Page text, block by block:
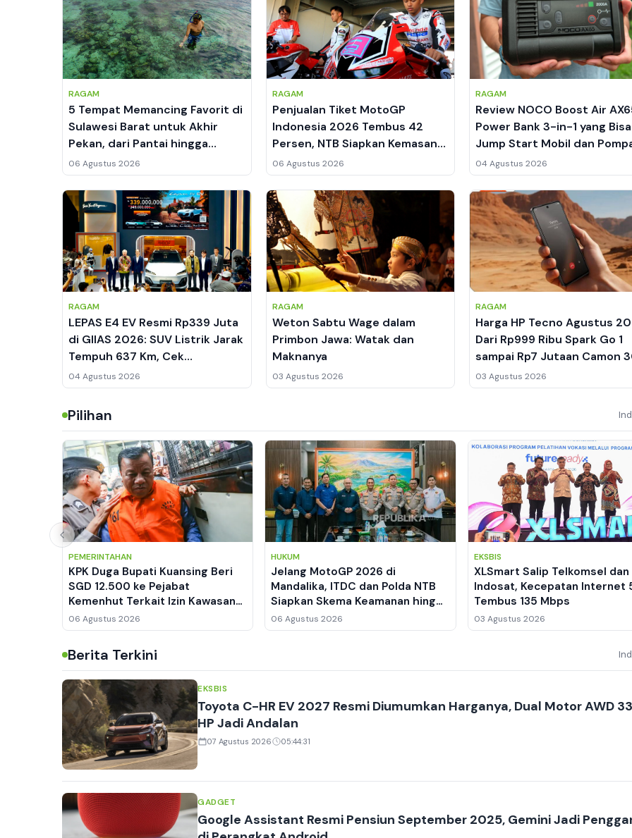
RAGAM
5 Tempat Memancing Favorit di
Sulawesi Barat untuk Akhir
Pekan, dari Pantai hingga
Sungai
06 Agustus 2026
RAGAM
Penjualan Tiket MotoGP
Indonesia 2026 Tembus 42
Persen, NTB Siapkan Kemasan
Lebih Menarik
06 Agustus 2026
RAGAM
Review NOCO Boost Air
Power Bank 3-in-1 yang Bisa
Jump Start Mobil dan
Ban
04 Agustus 2026
RAGAM
LEPAS E4 EV Resmi Rp339 Juta
di GIIAS 2026: SUV Listrik Jarak
Tempuh 637 Km, Cek
Kelemahannya
04 Agustus 2026
RAGAM
Weton Sabtu Wage dalam
Primbon Jawa: Watak dan
Maknanya
03 Agustus 2026
RAGAM
Harga HP Tecno Agustus
Dari Rp999 Ribu Spark Go 1
sampai Rp7 Jutaan Camon
Premier 5G
03 Agustus 2026
Pilihan
PEMERINTAHAN
KPK Duga Bupati Kuansing Beri
SGD 12.500 ke Pejabat
Kemenhut Terkait Izin Kawasan
Hutan
06 Agustus 2026
HUKUM
Jelang MotoGP 2026 di
Mandalika, ITDC dan Polda NTB
Siapkan Skema Keamanan hingga
Manajemen Lalu Lintas
06 Agustus 2026
EKSBIS
XLSmart Salip Telkomsel dan
Indosat, Kecepatan Internet
Tembus 135 Mbps
03 Agustus 2026
Berita Terkini
EKSBIS
Toyota C-HR EV 2027 Resmi Diumumkan Harganya, Dual Motor AWD
HP Jadi Andalan
07 Agustus 2026 05:44:31
GADGET
Google Assistant Resmi Pensiun September 2025, Gemini Jadi